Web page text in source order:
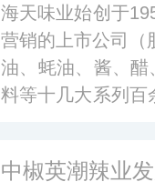
海天味业始创于
营销的上市公司（
油、蚝油、酱、
料等十几大系列百
晒池和发酵大罐
中椒英潮辣业